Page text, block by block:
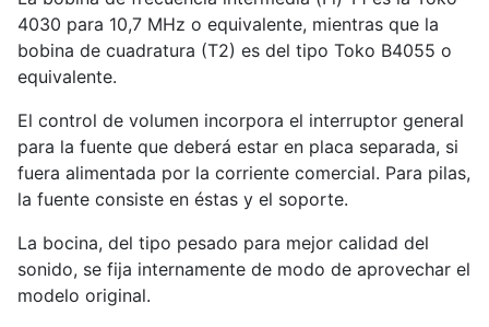
4030 para 10,7 MHz o equivalente, mientras que la
bobina de cuadratura (T2) es del tipo Toko B4055 o
equivalente.
El control de volumen incorpora el interruptor general
para la fuente que deberá estar en placa separada, si
fuera alimentada por la corriente comercial. Para pilas,
la fuente consiste en éstas y el soporte.
La bocina, del tipo pesado para mejor calidad del
sonido, se fija internamente de modo de aprovechar el
modelo original.